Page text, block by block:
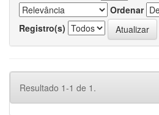
Ordenar
Registro(s)
Resultado 1-1 de 1.